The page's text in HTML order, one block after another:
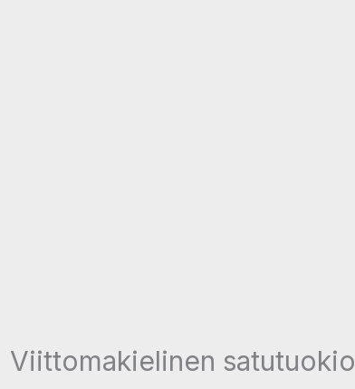
Viittomakielinen satutuokio